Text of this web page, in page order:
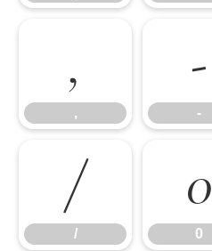
,
,
-
-
/
/
0
0